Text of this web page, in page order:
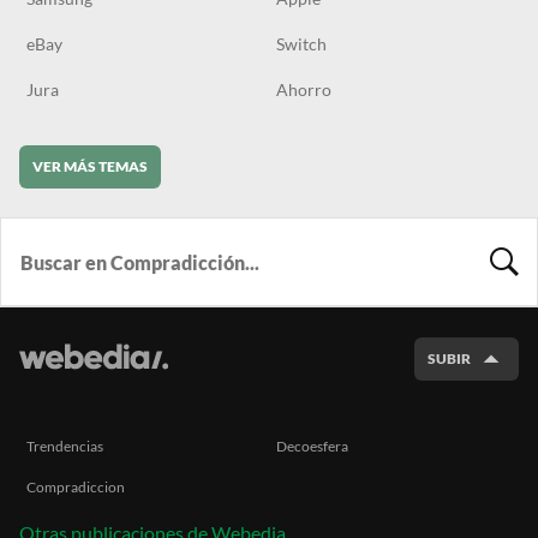
eBay Switch
Jura Ahorro
VER MÁS TEMAS
SUBIR
Trendencias Decoesfera
Compradiccion
Otras publicaciones de Webedia